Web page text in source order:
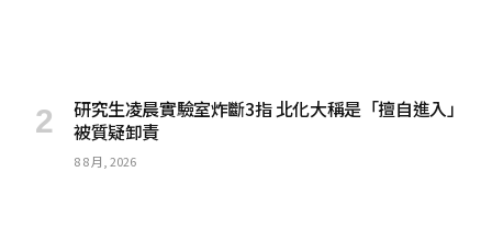
研究生凌晨實驗室炸斷3指 北化大稱是「擅自進入」
被質疑卸責
8 8 月, 2026